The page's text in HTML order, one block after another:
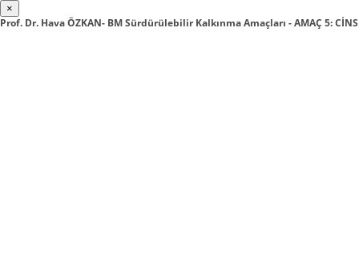
×
Prof. Dr. Hava ÖZKAN- BM Sürdürülebilir Kalkınma Amaçları - AMAÇ 5: